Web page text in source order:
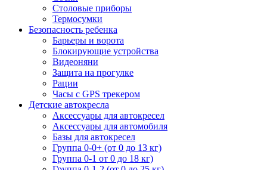
Столовые приборы
Термосумки
Безопасность ребенка
Барьеры и ворота
Блокирующие устройства
Видеоняни
Защита на прогулке
Рации
Часы с GPS трекером
Детские автокресла
Аксессуары для автокресел
Аксессуары для автомобиля
Базы для автокресел
Группа 0-0+ (от 0 до 13 кг)
Группа 0-1 от 0 до 18 кг)